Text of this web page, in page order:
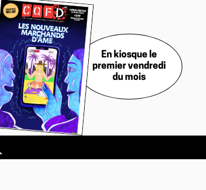
En kiosque le
premier vendredi
du mois